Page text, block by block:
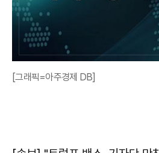
[그래픽=아주경제 DB]